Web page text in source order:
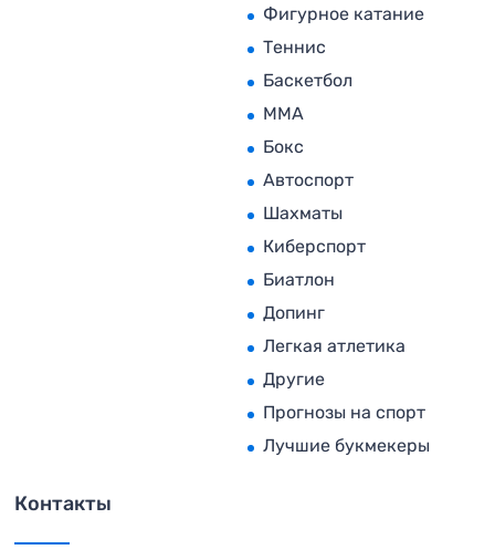
Фигурное катание
Теннис
Баскетбол
MMA
Бокс
Автоспорт
Шахматы
Киберспорт
Биатлон
Допинг
Легкая атлетика
Другие
Прогнозы на спорт
Лучшие букмекеры
Контакты